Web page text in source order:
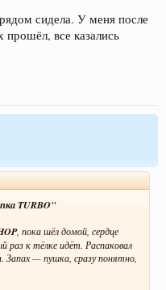
прохожий будто мой
уважаю», но держался.
Для тусовки и для
сидела. У меня после
все казались
TURBO"
, пока шёл домой, сердце
раз к тёлке идёт. Распаковал
— пушка, сразу понятно,